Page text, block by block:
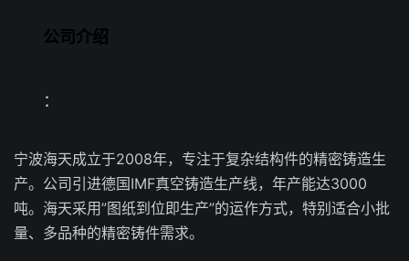
公司介绍
：
宁波海天成立于2008年，专注于复杂结构件的精密铸造生
产。公司引进德国IMF真空铸造生产线，年产能达3000
吨。海天采用”图纸到位即生产”的运作方式，特别适合小批
量、多品种的精密铸件需求。